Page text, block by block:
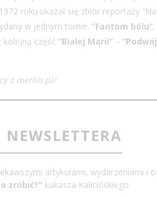
roku ukazał się zbiór reportaży
w jednym tomie. “Fantom bólu”
kolejną część “Białej Marii” –
z merlin.pl/
artykułami, wydarzeniami i
zrobić?" Łukasza Kalicińskiego.